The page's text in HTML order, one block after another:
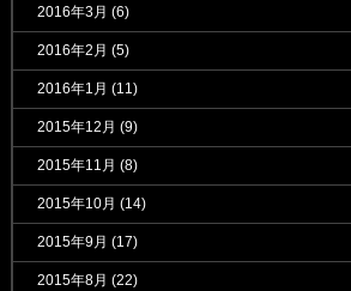
2016年3月 (6)
2016年2月 (5)
2016年1月 (11)
2015年12月 (9)
2015年11月 (8)
2015年10月 (14)
2015年9月 (17)
2015年8月 (22)